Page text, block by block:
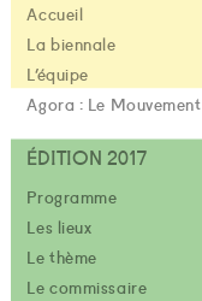
Accueil
La biennale
L’équipe
Agora : Le Mouvement
ÉDITION 2017
Programme
Les lieux
Le thème
Le commissaire